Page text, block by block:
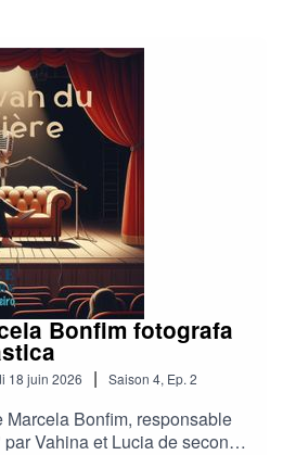
Bonfim fotografa
18 juin 2026 | Saison 4, Ep. 2
Marcela Bonfim, responsable
Vahina et Lucia de seconde